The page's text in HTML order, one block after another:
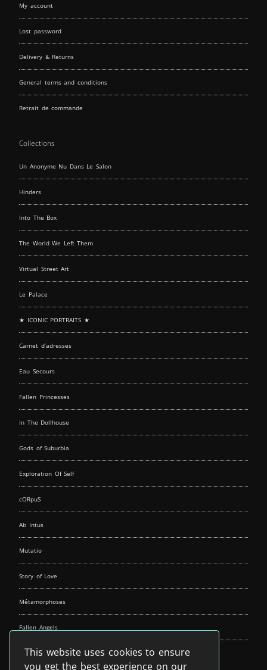
This website uses cookies to ensure
you get the best experience on our
My account
Lost password
Delivery & Returns
General terms and conditions
Retrait de commande
Collections
Un Anonyme Nu Dans Le Salon
Hinders
Into The Box
The World We Left Them
Virtual Street Art
Le Palace
★ ICONIC PORTRAITS ★
Carnet d’adresses
Eau Secours
Fallen Princesses
In The Dollhouse
Gods of Suburbia
Exploration Of Self
cORpuS
Ab Intus
Mutatio
Story of Love
Métamorphoses
Fallen Angels
Music Spirit